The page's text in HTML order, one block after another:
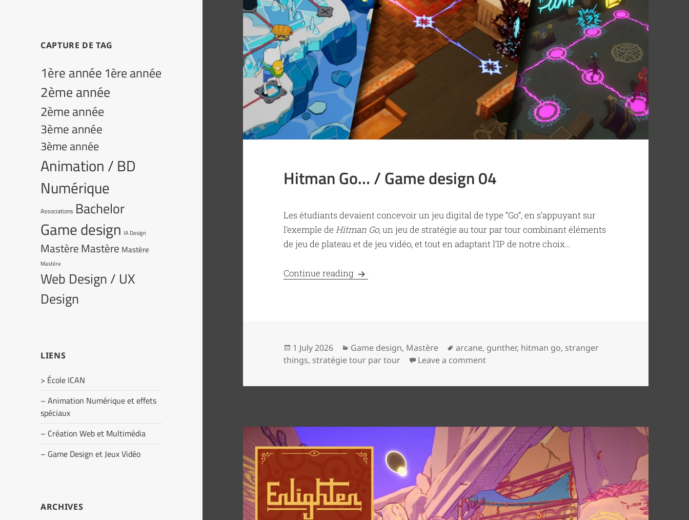
CAPTURE DE TAG
1ère année1ère année
2ème année
2ème année
3ème année
3ème année
Animation / BD
Numérique
Associations Bachelor
Game design IA Design
MastèreMastère Mastère
Mastère
Web Design / UX
Design
LIENS
> École ICAN
– Animation Numérique et effets
spéciaux
– Création Web et Multimédia
– Game Design et Jeux Vidéo
ARCHIVES
Hitman Go… / Game design 04
Les étudiants devaient concevoir un jeu digital de type “Go”, en s’appuyant sur
l’exemple deHitman Go, un jeu de stratégie au tour par tour combinant éléments
de jeu de plateau et de jeu vidéo, et tout en adaptant l’IP de notre choix…
Continue reading Hitman Go… / Game design 04
Posted
on
1 July 2026 Categories
Game design, Mastère Tags
arcane, gunther, hitman go, stranger
things, stratégie tour par tour Leave a commenton Hitman Go… / Game design 04